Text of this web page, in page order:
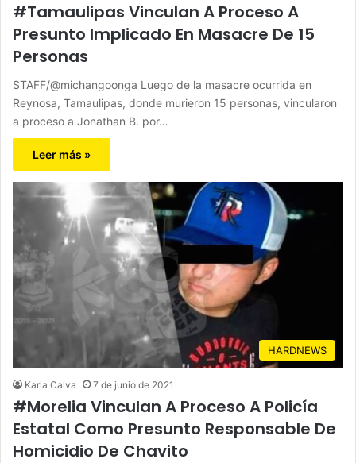
#Tamaulipas Vinculan A Proceso A
Presunto Implicado En Masacre De 15
Personas
STAFF/@michangoonga Luego de la masacre ocurrida en
Reynosa, Tamaulipas, donde murieron 15 personas, vincularon
a proceso a Jonathan B. por…
Leer más »
HARDNEWS
Karla Calva 7 de junio de 2021
#Morelia Vinculan A Proceso A Policía
Estatal Como Presunto Responsable De
Homicidio De Chavito